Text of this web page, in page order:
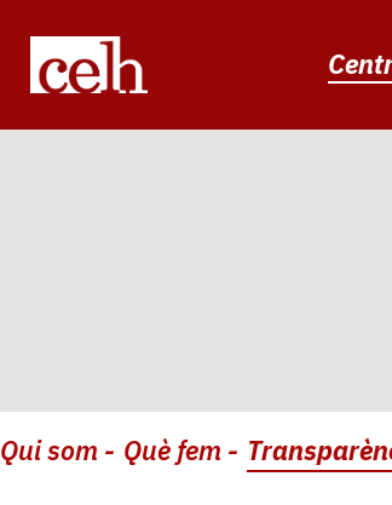
contingut
Navegació
principal:
Qui som Què fem